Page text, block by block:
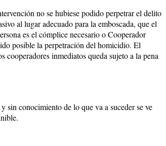
no se hubiese podido perpetrar el delito
al lugar adecuado para la emboscada, que el
es el cómplice necesario o Cooperador
posible la perpetración del homicidio. El
cooperadores inmediatos queda sujeto a la pena
sin conocimiento de lo que va a suceder se ve